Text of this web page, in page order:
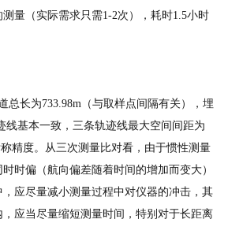
量（实际需求只需1-2次），耗时1.5小时
总长为733.98m（与取样点间隔有关），埋
线基本一致，三条轨迹线最大空间间距为
精度。从三次测量比对看，由于惯性测量
时偏（航向偏差随着时间的增加而变大）
应尽量减小测量过程中对仪器的冲击，其
应当尽量缩短测量时间，特别对于长距离